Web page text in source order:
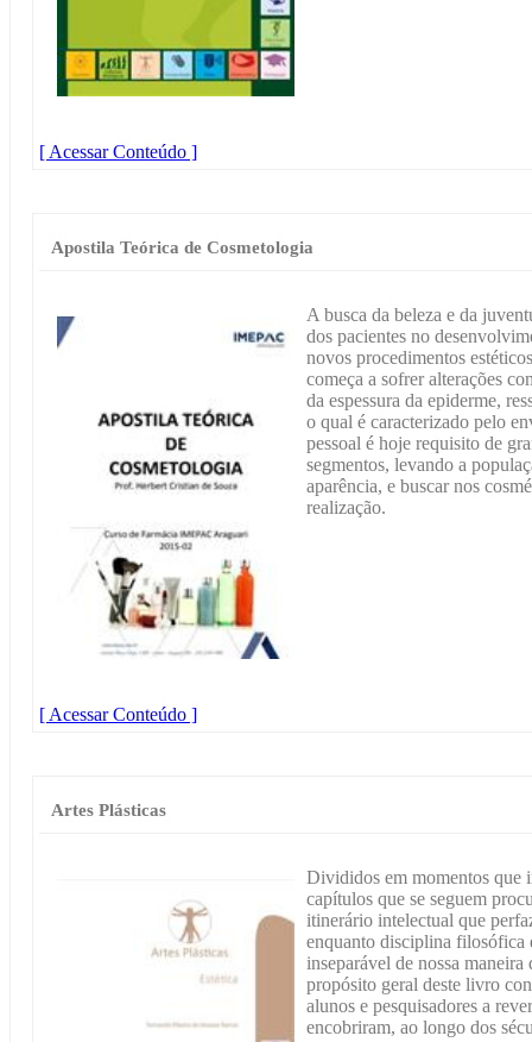
[ Acessar Conteúdo ]
Apostila Teórica de Cosmetologia
A busca da beleza e da
dos pacientes no
novos procedimentos
começa a sofrer alterações
da espessura da epiderme,
o qual é caracterizado pelo
pessoal é hoje requisito de
segmentos, levando a
aparência, e buscar nos
realização.
[ Acessar Conteúdo ]
Artes Plásticas
Divididos em momentos que
capítulos que se seguem
itinerário intelectual que
enquanto disciplina filosófica
inseparável de nossa
propósito geral deste livro
alunos e pesquisadores a
encobriram, ao longo dos